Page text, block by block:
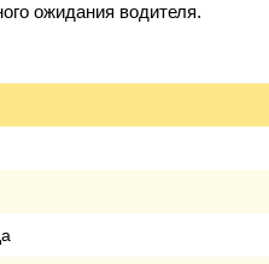
ожидания водителя.